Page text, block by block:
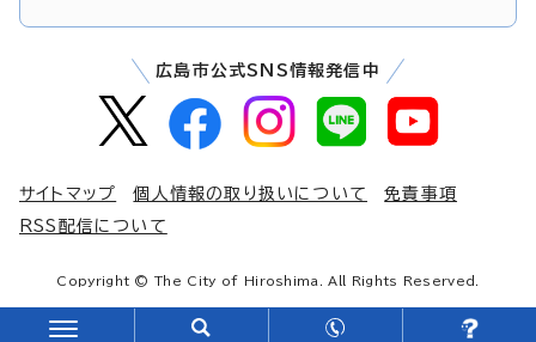
広島市公式SNS情報発信中
サイトマップ 個人情報の取り扱いについて
免責事項
RSS配信について
Copyright © The City of Hiroshima. All Rights Reserved.